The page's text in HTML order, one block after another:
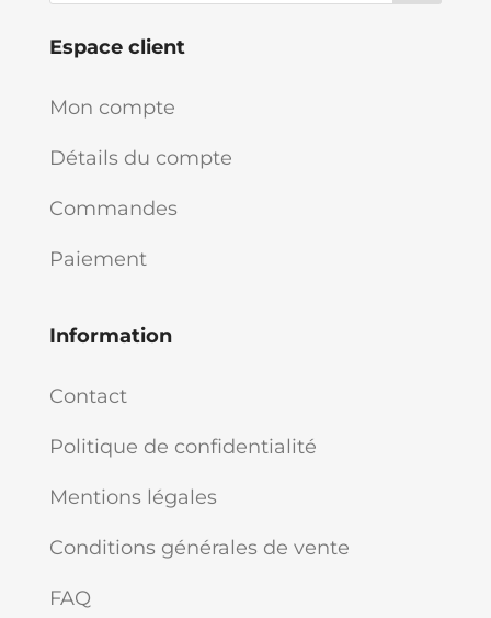
Espace client
Mon compte
Détails du compte
Commandes
Paiement
Information
Contact
Politique de confidentialité
Mentions légales
Conditions générales de vente
FAQ